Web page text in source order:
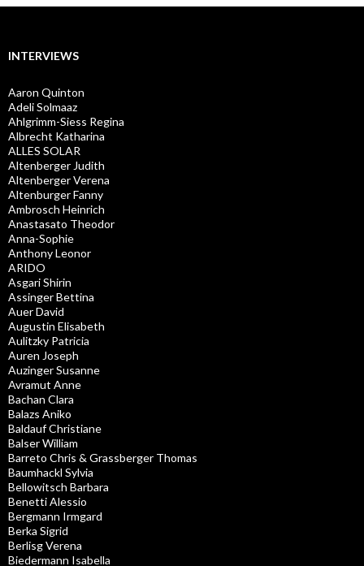
INTERVIEWS
Aaron Quinton
Adeli Solmaaz
Ahlgrimm-Siess Regina
Albrecht Katharina
ALLES SOLAR
Altenberger Judith
Altenberger Verena
Altenburger Fanny
Ambrosch Heinrich
Anastasato Theodor
Anna-Sophie
Anthony Leonor
ARIDO
Asgari Shirin
Assinger Bettina
Auer David
Augustin Elisabeth
Aulitzky Patricia
Auren Joseph
Auzinger Susanne
Avramut Anne
Bachan Clara
Balazs Aniko
Baldauf Christiane
Balser William
Barreto Chris & Grassberger Thomas
Baumhackl Sylvia
Bellowitsch Barbara
Benetti Alessio
Bergmann Irmgard
Berka Sigrid
Berlisg Verena
Biedermann Isabella